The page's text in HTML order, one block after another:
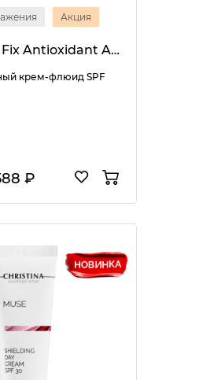
Акция
Line Repair Fix Antioxidant Assist SPF 50
крем-флюид SPF
₽